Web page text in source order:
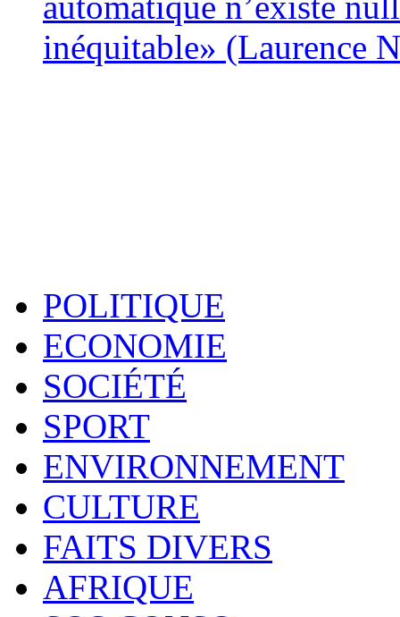
inéquitable» (Laurence
POLITIQUE
ECONOMIE
SOCIÉTÉ
SPORT
ENVIRONNEMENT
CULTURE
FAITS DIVERS
AFRIQUE